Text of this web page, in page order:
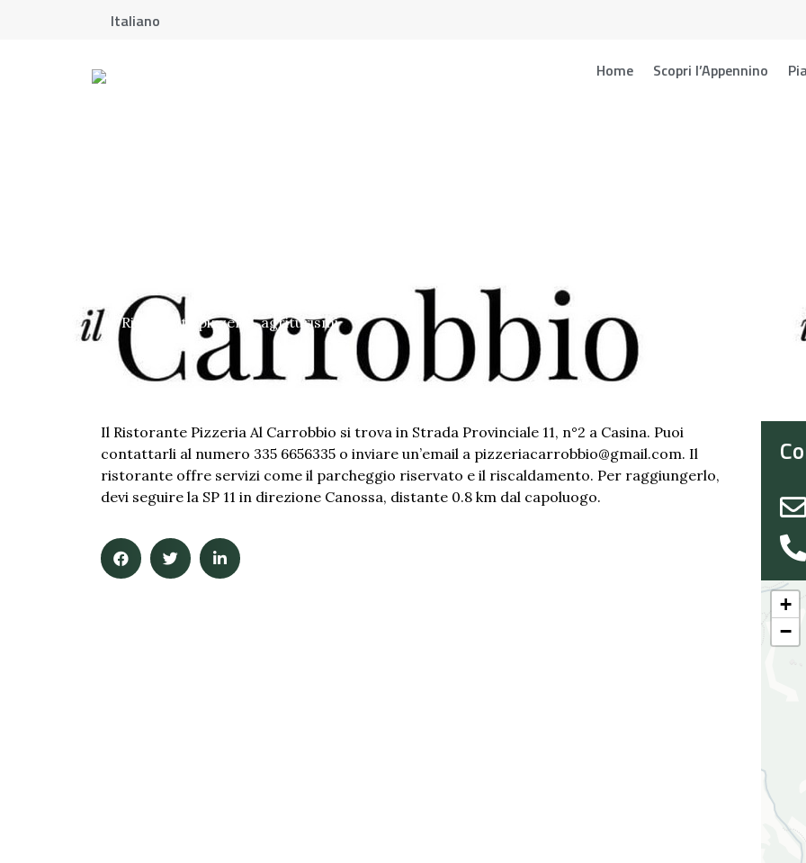
Italiano
Home Scopri l’Appennino
Ristoranti, pizzerie, agriturismi
Il Ristorante Pizzeria Al Carrobbio si trova in Strada Provinciale 11, n°2 a Casina. Puoi
contattarli al numero 335 6656335 o inviare un’email a pizzeriacarrobbio@gmail.com. Il
ristorante offre servizi come il parcheggio riservato e il riscaldamento. Per raggiungerlo,
devi seguire la SP 11 in direzione Canossa, distante 0.8 km dal capoluogo.
+
−